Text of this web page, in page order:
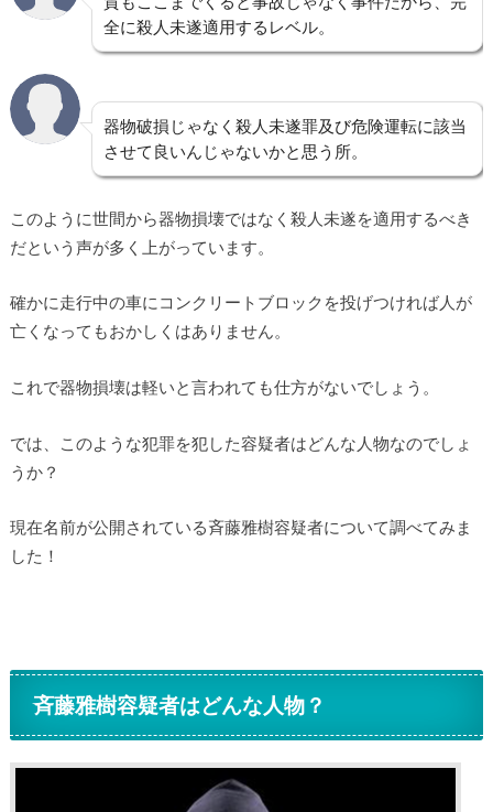
全に殺人未遂適用するレベル。
器物破損じゃなく殺人未遂罪及び危険運転に該当
させて良いんじゃないかと思う所。
このように世間から器物損壊ではなく殺人未遂を適用するべき
だという声が多く上がっています。
確かに走行中の車にコンクリートブロックを投げつければ人が
亡くなってもおかしくはありません。
これで器物損壊は軽いと言われても仕方がないでしょう。
では、このような犯罪を犯した容疑者はどんな人物なのでしょ
うか？
現在名前が公開されている斉藤雅樹容疑者について調べてみま
した！
斉藤雅樹容疑者はどんな人物？